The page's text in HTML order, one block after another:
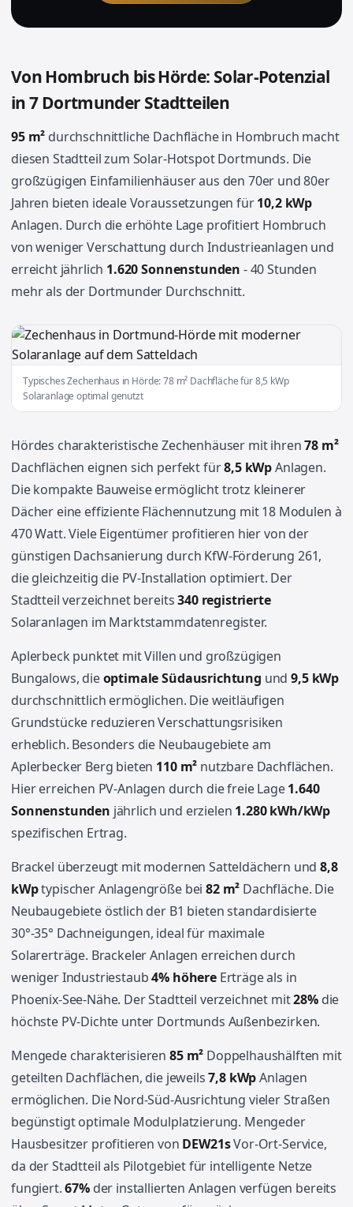
Von Hombruch bis Hörde: Solar-Potenzial
in 7 Dortmunder Stadtteilen
95 m² durchschnittliche Dachfläche in Hombruch macht
diesen Stadtteil zum Solar-Hotspot Dortmunds. Die
großzügigen Einfamilienhäuser aus den 70er und 80er
Jahren bieten ideale Voraussetzungen für10,2 kWp
Anlagen. Durch die erhöhte Lage profitiert Hombruch
von weniger Verschattung durch Industrieanlagen und
erreicht jährlich 1.620 Sonnenstunden - 40 Stunden
mehr als der Dortmunder Durchschnitt.
Typisches Zechenhaus in Hörde: 78 m² Dachfläche für 8,5 kWp
Solaranlage optimal genutzt
Hördes charakteristische Zechenhäuser mit ihren78 m²
Dachflächen eignen sich perfekt für8,5 kWpAnlagen.
Die kompakte Bauweise ermöglicht trotz kleinerer
Dächer eine effiziente Flächennutzung mit 18 Modulen à
470 Watt. Viele Eigentümer profitieren hier von der
günstigen Dachsanierung durch KfW-Förderung 261,
die gleichzeitig die PV-Installation optimiert. Der
Stadtteil verzeichnet bereits340 registrierte
Solaranlagen im Marktstammdatenregister.
Aplerbeck punktet mit Villen und großzügigen
Bungalows, dieoptimale Südausrichtung und9,5 kWp
durchschnittlich ermöglichen. Die weitläufigen
Grundstücke reduzieren Verschattungsrisiken
erheblich. Besonders die Neubaugebiete am
Aplerbecker Berg bieten 110 m² nutzbare Dachflächen.
Hier erreichen PV-Anlagen durch die freie Lage1.640
Sonnenstunden jährlich und erzielen 1.280 kWh/kWp
spezifischen Ertrag.
Brackel überzeugt mit modernen Satteldächern und8,8
kWptypischer Anlagengröße bei82 m² Dachfläche. Die
Neubaugebiete östlich der B1 bieten standardisierte
30°-35° Dachneigungen, ideal für maximale
Solarerträge. Brackeler Anlagen erreichen durch
weniger Industriestaub4% höhereErträge als in
Phoenix-See-Nähe. Der Stadtteil verzeichnet mit28%die
höchste PV-Dichte unter Dortmunds Außenbezirken.
Mengede charakterisieren 85 m² Doppelhaushälften mit
geteilten Dachflächen, die jeweils7,8 kWpAnlagen
ermöglichen. Die Nord-Süd-Ausrichtung vieler Straßen
begünstigt optimale Modulplatzierung. Mengeder
Hausbesitzer profitieren von DEW21sVor-Ort-Service,
da der Stadtteil als Pilotgebiet für intelligente Netze
fungiert.67%der installierten Anlagen verfügen bereits